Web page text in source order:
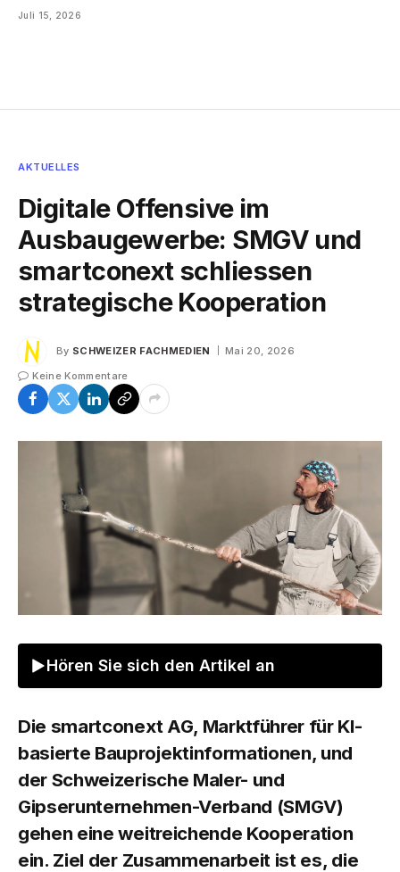
Juli 15, 2026
AKTUELLES
Digitale Offensive im
Ausbaugewerbe: SMGV und
smartconext schliessen
strategische Kooperation
By SCHWEIZER FACHMEDIEN
Mai 20, 2026
Keine Kommentare
Hören Sie sich den Artikel an
Die smartconext AG, Marktführer für KI-
basierte Bauprojektinformationen, und
der Schweizerische Maler- und
Gipserunternehmen-Verband (SMGV)
gehen eine weitreichende Kooperation
ein. Ziel der Zusammenarbeit ist es, die